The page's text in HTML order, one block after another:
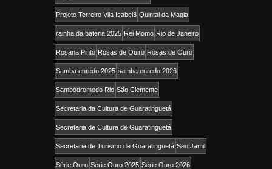
Projeto Terreiro Vila Isabel3 Quintal da Magia
rainha da bateria 2025 Rei Momo Rio de Janeiro
Rosana Pinto Rosas de Ouiro Rosas de Ouro
Samba enredo 2025 samba enredo 2026
Sambódromodo Rio São Clemente
Secretaria da Cultura de Guaratinguetá
Secretaria de Cultura de Guaratinguetá
Secretaria de Turismo de Guaratinguetá Seo Jamil
Série Ouro Série Ouro 2025 Série Ouro 2026